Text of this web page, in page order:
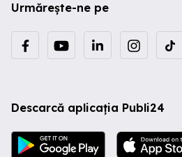
Urmărește-ne pe
Descarcă aplicația Publi24